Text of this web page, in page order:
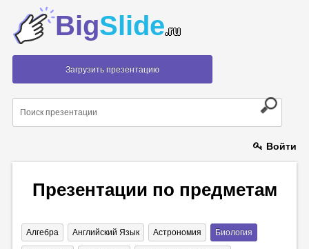
BigSlide.ru
Загрузить презентацию
Войти
Презентации по предметам
Алгебра Английский Язык Астрономия Биология